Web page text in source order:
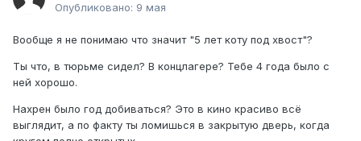
Опубликовано: 9 мая
Вообще я не понимаю что значит "5 лет коту под хвост"?
Ты что, в тюрьме сидел? В концлагере? Тебе 4 года было с
ней хорошо.
Нахрен было год добиваться? Это в кино красиво всё
выглядит, а по факту ты ломишься в закрытую дверь, когда